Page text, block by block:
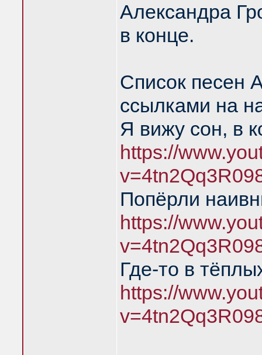
Александра
в конце.
Список песен
ссылками на
Я вижу сон, в
https://
Попёрли
https://
Где-то в
https://